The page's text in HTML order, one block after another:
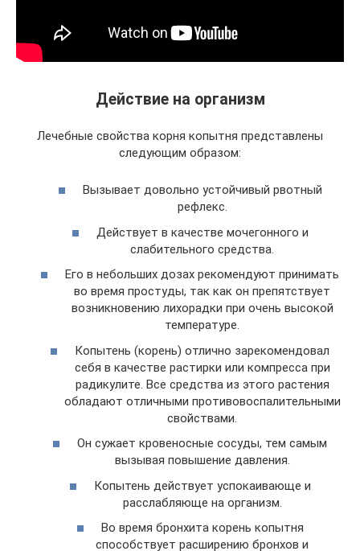
Действие на организм
Лечебные свойства корня копытня представлены
следующим образом:
Вызывает довольно устойчивый рвотный
рефлекс.
Действует в качестве мочегонного и
слабительного средства.
Его в небольших дозах рекомендуют принимать
во время простуды, так как он препятствует
возникновению лихорадки при очень высокой
температуре.
Копытень (корень) отлично зарекомендовал
себя в качестве растирки или компресса при
радикулите. Все средства из этого растения
обладают отличными противовоспалительными
свойствами.
Он сужает кровеносные сосуды, тем самым
вызывая повышение давления.
Копытень действует успокаивающе и
расслабляюще на организм.
Во время бронхита корень копытня
способствует расширению бронхов и